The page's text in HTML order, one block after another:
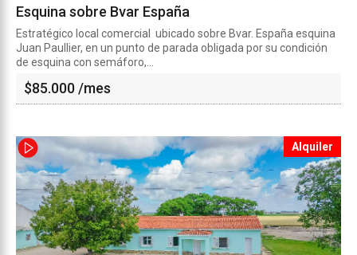
Esquina sobre Bvar España
Estratégico local comercial ubicado sobre Bvar. España esquina
Juan Paullier, en un punto de parada obligada por su condición
de esquina con semáforo,...
$85.000 /mes
Alquiler